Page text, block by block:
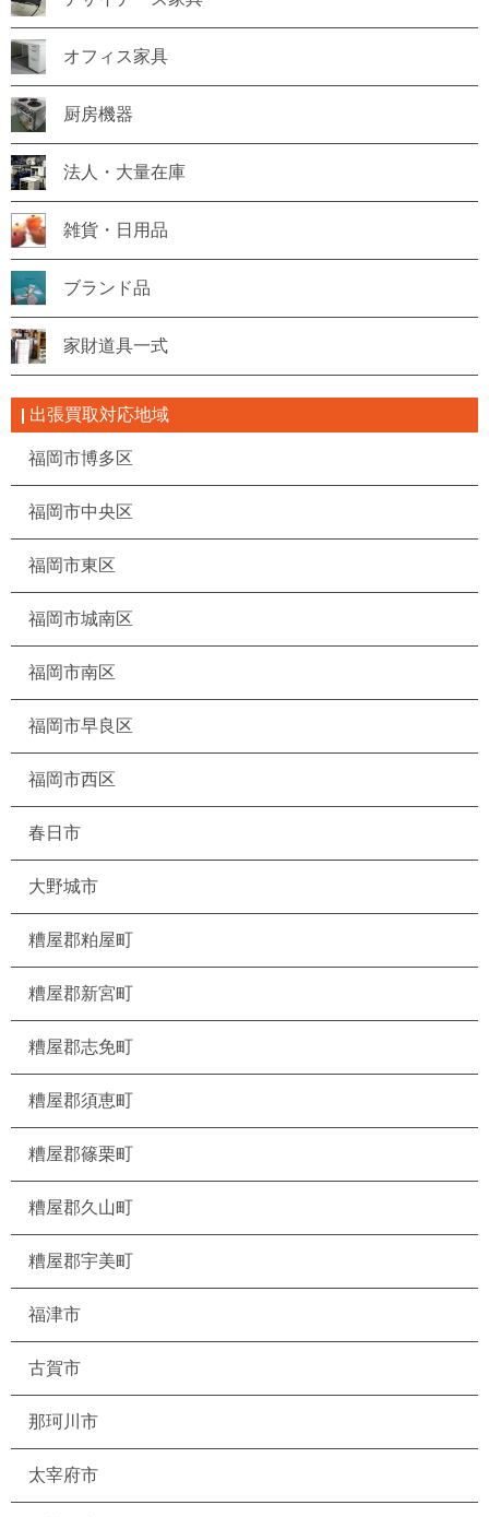
オフィス家具
厨房機器
法人・大量在庫
雑貨・日用品
ブランド品
家財道具一式
出張買取対応地域
福岡市博多区
福岡市中央区
福岡市東区
福岡市城南区
福岡市南区
福岡市早良区
福岡市西区
春日市
大野城市
糟屋郡粕屋町
糟屋郡新宮町
糟屋郡志免町
糟屋郡須恵町
糟屋郡篠栗町
糟屋郡久山町
糟屋郡宇美町
福津市
古賀市
那珂川市
太宰府市